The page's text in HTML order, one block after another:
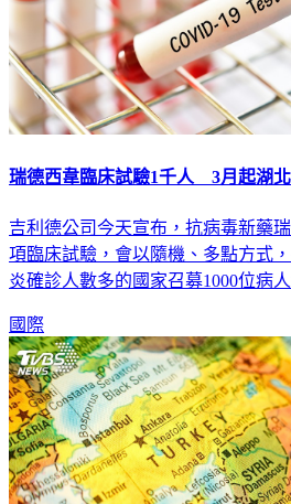
瑞德西韋臨床試驗1千人 3月起湖
吉利德公司今天宣布，抗病毒新藥
項臨床試驗，會以隨機、多點方式
炎確診人數多的國家召募1000位病
國際